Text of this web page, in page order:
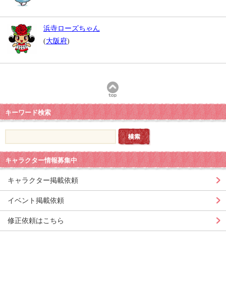
浜寺ローズちゃん
(大阪府)
キーワード検索
キャラクター情報募集中
キャラクター掲載依頼
イベント掲載依頼
修正依頼はこちら